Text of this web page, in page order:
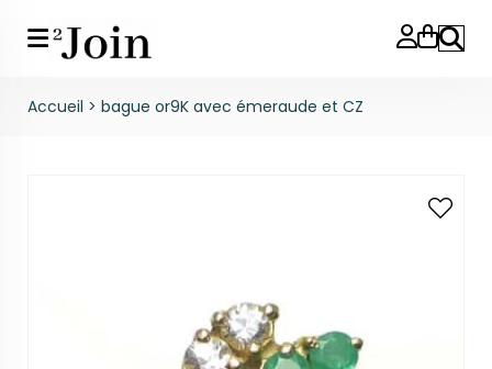
Accueil > bague or9K avec émeraude et CZ